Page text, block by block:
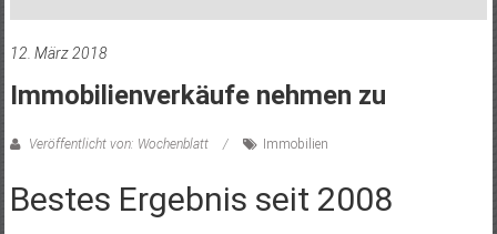
12. März 2018
Immobilienverkäufe nehmen zu
Veröffentlicht von: Wochenblatt Immobilien
Bestes Ergebnis seit 2008